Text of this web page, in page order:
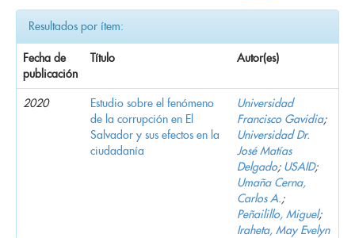
Resultados por ítem:
Fecha de
publicación
Título Autor(es)
2020
Estudio sobre el fenómeno
de la corrupción en El
Salvador y sus efectos en la
ciudadanía
Universidad
Francisco Gavidia;
Universidad Dr.
José Matías
Delgado; USAID;
Umaña Cerna,
Carlos A.;
Peñailillo, Miguel;
Iraheta, May Evelyn